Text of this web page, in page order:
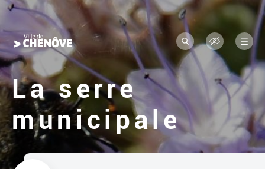
L
o
g
o
d
e
l
a
Navigation
principale
R
e
r
a
M
n
u
La serre
municipale